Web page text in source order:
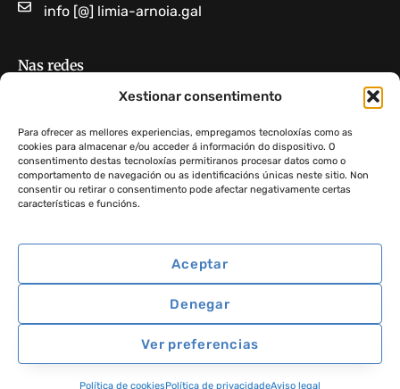
Xestionar consentimento
Para ofrecer as mellores experiencias, empregamos tecnoloxías como as
cookies para almacenar e/ou acceder á información do dispositivo. O
consentimento destas tecnoloxías permitiranos procesar datos como o
comportamento de navegación ou as identificacións únicas neste sitio. Non
consentir ou retirar o consentimento pode afectar negativamente certas
características e funcións.
Aceptar
Denegar
Ver preferencias
Política de cookiesPolítica de privacidadeAviso legal
info [@] limia-arnoia.gal
Nas redes
Non atopas algo?
Política de cookies